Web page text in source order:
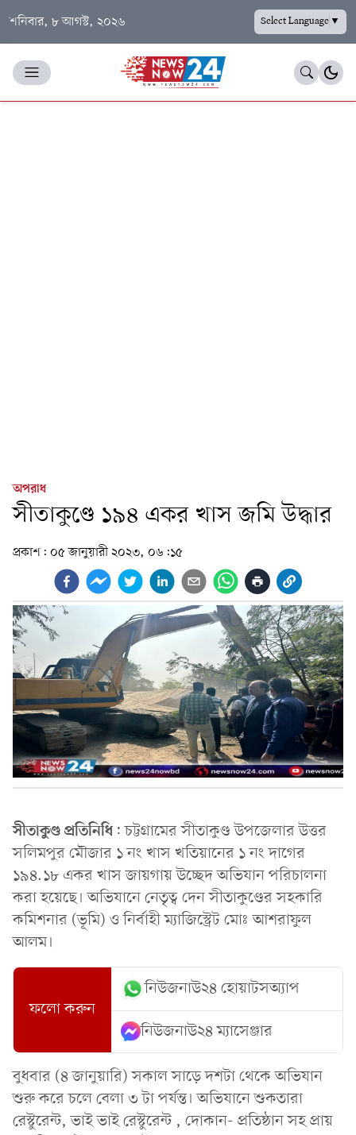
শনিবার, ৮ আগস্ট, ২০২৬ Select Language▼
অপরাধ
সীতাকুণ্ডে ১৯৪ একর খাস জমি উদ্ধার
প্রকাশ: ০৫ জানুয়ারী ২০২৩, ০৬:১৫
সীতাকুণ্ডপ্রতিনিধি : চট্টগ্রামের সীতাকুণ্ড উপজেলার উত্তর
সলিমপুর মৌজার ১ নং খাস খতিয়ানের ১ নং দাগের
১৯৪.১৮ একর খাস জায়গায় উচ্ছেদ অভিযান পরিচালনা
করা হয়েছে। অভিযানে নেতৃত্ব দেন সীতাকুণ্ডের সহকারি
কমিশনার (ভূমি) ও নির্বাহী ম্যাজিস্ট্রেট মোঃ আশরাফুল
আলম।
ফলো করুন
নিউজনাউ২৪ হোয়াটসঅ্যাপ
নিউজনাউ২৪ ম্যাসেঞ্জার
বুধবার (৪ জানুয়ারি) সকাল সাড়ে দশটা থেকে অভিযান
শুরু করে চলে বেলা ৩ টা পর্যন্ত। অভিযানে শুকতারা
রেস্টুরেন্ট, ভাই ভাই রেস্টুরেন্ট , দোকান- প্রতিষ্ঠান সহ প্রায়